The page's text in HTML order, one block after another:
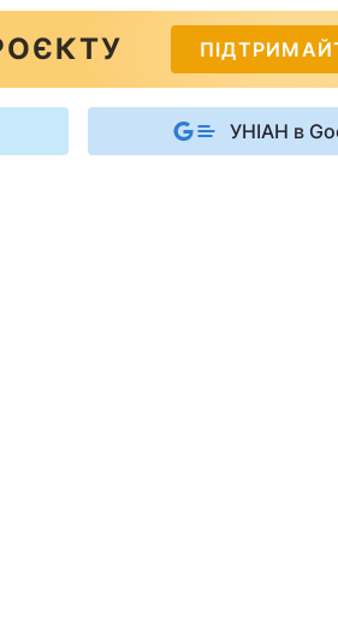
УНІАН в